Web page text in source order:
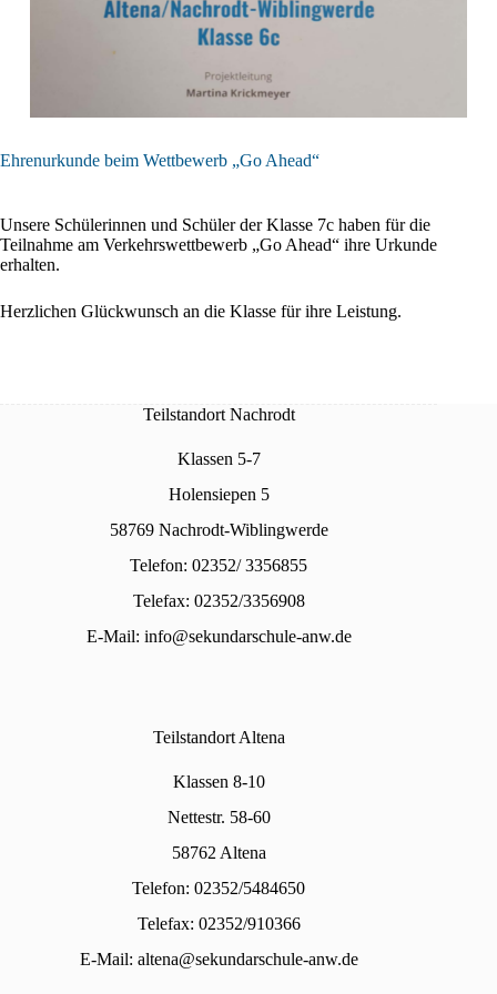
Ehrenurkunde beim Wettbewerb „Go Ahead“
Unsere Schülerinnen und Schüler der Klasse 7c haben für die
Teilnahme am Verkehrswettbewerb „Go Ahead“ ihre Urkunde
erhalten.
Herzlichen Glückwunsch an die Klasse für ihre Leistung.
Teilstandort Nachrodt
Klassen 5-7
Holensiepen 5
58769 Nachrodt-Wiblingwerde
Telefon: 02352/ 3356855
Telefax: 02352/3356908
E-Mail: info@sekundarschule-anw.de
Teilstandort Altena
Klassen 8-10
Nettestr. 58-60
58762 Altena
Telefon: 02352/5484650
Telefax: 02352/910366
E-Mail: altena@sekundarschule-anw.de